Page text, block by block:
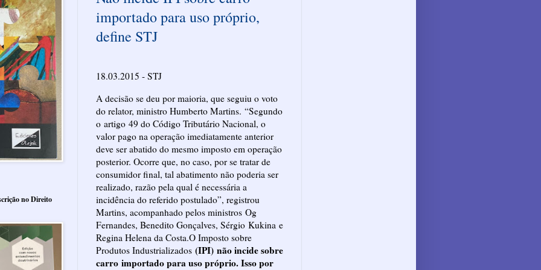
importado para uso próprio,
define STJ
18.03.2015 - STJ
A decisão se deu por maioria, que seguiu o voto
do relator, ministro Humberto Martins. “Segundo
o artigo 49 do Código Tributário Nacional, o
valor pago na operação imediatamente anterior
deve ser abatido do mesmo imposto em operação
posterior. Ocorre que, no caso, por se tratar de
consumidor final, tal abatimento não poderia ser
realizado, razão pela qual é necessária a
incidência do referido postulado”, registrou
Martins, acompanhado pelos ministros Og
Fernandes, Benedito Gonçalves, Sérgio Kukina e
Regina Helena da Costa.O Imposto sobre
Produtos Industrializados (IPI) não incide sobre
carro importado para uso próprio. Isso por
no Direito